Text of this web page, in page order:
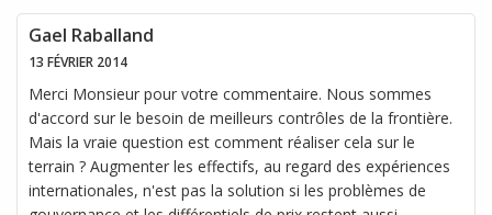
Gael Raballand
13 FÉVRIER 2014
Merci Monsieur pour votre commentaire. Nous sommes
d'accord sur le besoin de meilleurs contrôles de la frontière.
Mais la vraie question est comment réaliser cela sur le
terrain ? Augmenter les effectifs, au regard des expériences
internationales, n'est pas la solution si les problèmes de